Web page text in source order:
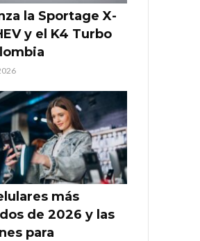
la Sportage X-
y el K4 Turbo
más
de 2026 y las
para